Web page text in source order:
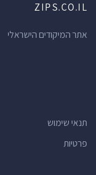
ZIPS.CO.IL
אתר המיקודים הישראלי
תנאי שימוש
פרטיות